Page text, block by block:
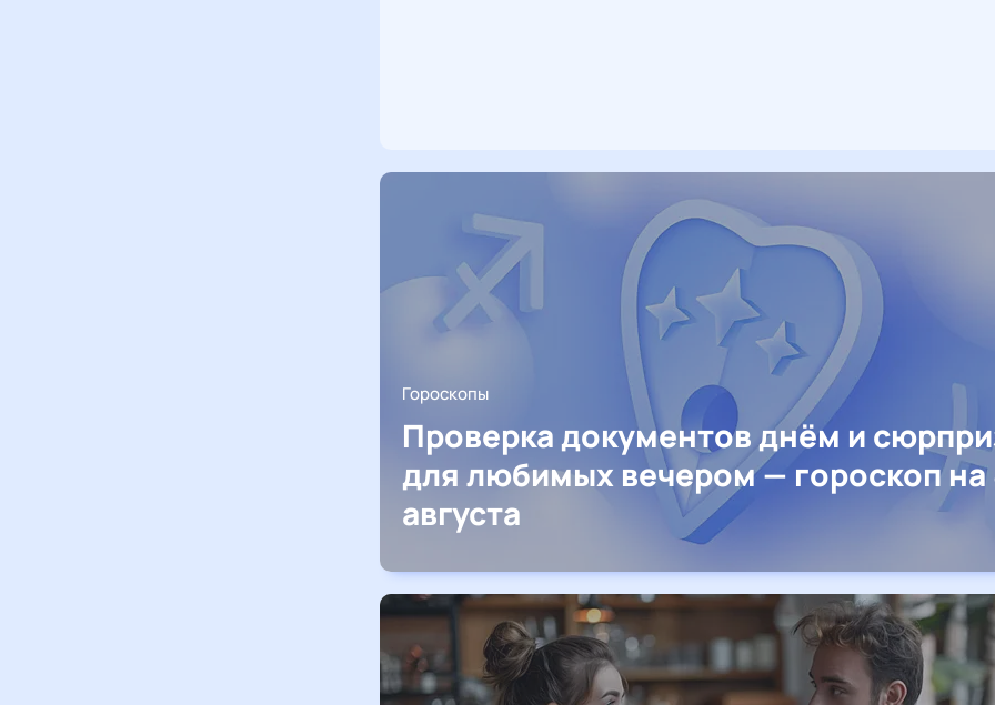
Гороскопы
Проверка документов днём и
для любимых вечером — гороскоп на
августа